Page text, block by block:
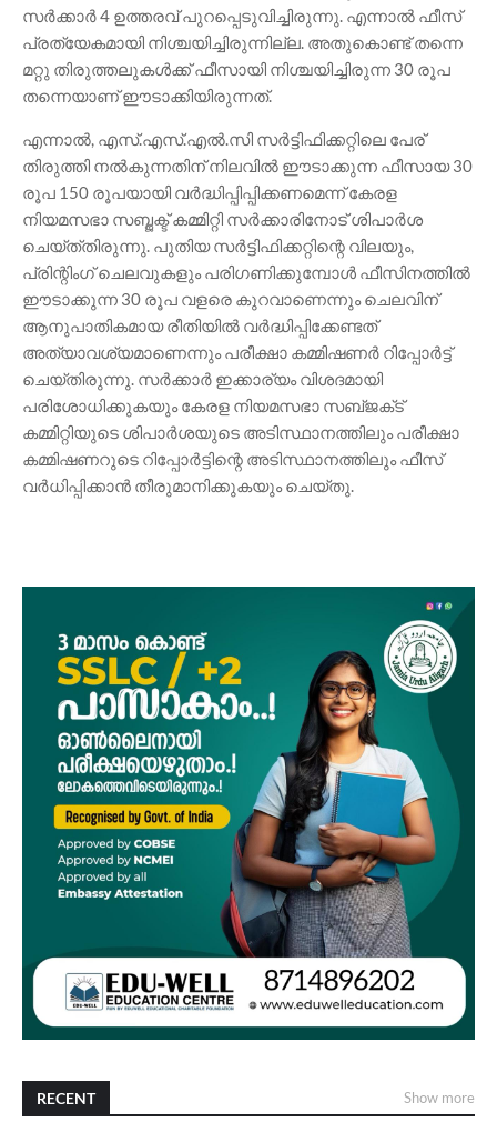
സർക്കാർ 4 ഉത്തരവ് പുറപ്പെടുവിച്ചിരുന്നു. എന്നാൽ ഫീസ്
പ്രത്യേകമായി നിശ്ചയിച്ചിരുന്നില്ല. അതുകൊണ്ട് തന്നെ
മറ്റു തിരുത്തലുകൾക്ക് ഫീസായി നിശ്ചയിച്ചിരുന്ന 30 രൂപ
തന്നെയാണ് ഈടാക്കിയിരുന്നത്.
എന്നാൽ, എസ്.എസ്.എൽ.സി സർട്ടിഫിക്കറ്റിലെ പേര്
തിരുത്തി നൽകുന്നതിന് നിലവിൽ ഈടാക്കുന്ന ഫീസായ 30
രൂപ 150 രൂപയായി വർദ്ധിപ്പിപ്പിക്കണമെന്ന് കേരള
നിയമസഭാ സബ്ജക്ട് കമ്മിറ്റി സർക്കാരിനോട് ശിപാർശ
ചെയ്ത്‌തിരുന്നു. പുതിയ സർട്ടിഫിക്കറ്റിന്റെ വിലയും,
പ്രിന്റിംഗ് ചെലവുകളും പരിഗണിക്കുമ്പോൾ ഫീസിനത്തിൽ
ഈടാക്കുന്ന 30 രൂപ വളരെ കുറവാണെന്നും ചെലവിന്
ആനുപാതികമായ രീതിയിൽ വർദ്ധിപ്പിക്കേണ്ടത്
അത്യാവശ്യമാണെന്നും പരീക്ഷാ കമ്മിഷണർ റിപ്പോർട്ട്
ചെയ്തിരുന്നു. സർക്കാർ ഇക്കാര്യം വിശദമായി
പരിശോധിക്കുകയും കേരള നിയമസഭാ സബ്‌ജക്‌ട്
കമ്മിറ്റിയുടെ ശിപാർശയുടെ അടിസ്ഥാനത്തിലും പരീക്ഷാ
കമ്മിഷണറുടെ റിപ്പോർട്ടിന്റെ അടിസ്ഥാനത്തിലും ഫീസ്
വർധിപ്പിക്കാൻ തീരുമാനിക്കുകയും ചെയ്തു.
RECENT Show more